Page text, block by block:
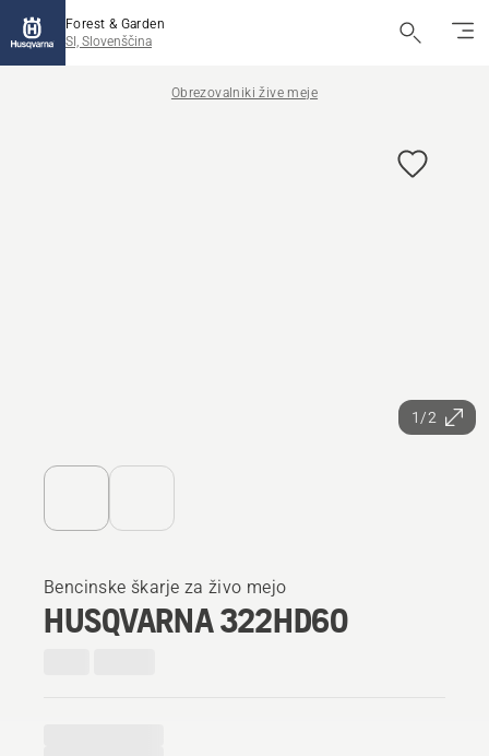
Forest & Garden
SI, Slovenščina
Obrezovalniki žive meje
1/2
Bencinske škarje za živo mejo
HUSQVARNA 322HD60